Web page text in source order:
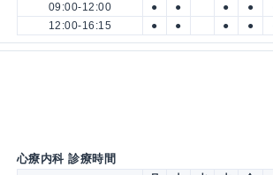
09:00-12:00
● ● ● ●
12:00-16:15
● ● ● ●
心療内科 診療時間